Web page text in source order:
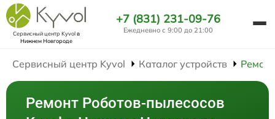
Сервисный центр Kyvolв
Нижнем Новгороде
+7 (831) 231-09-76
Ежедневно с 9:00 до 21:00
Сервисный центр Kyvol Каталог устройств
Ремонт Роботов-пылесосов